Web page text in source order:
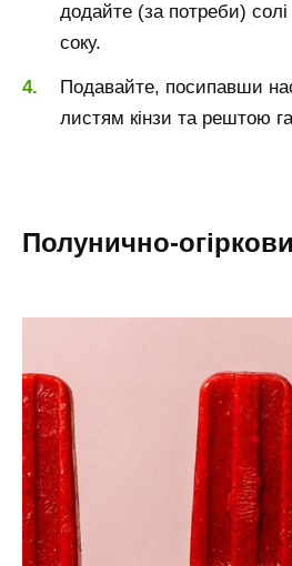
додайте (за потреби)
соку.
Подавайте, посипавши
листям кінзи та рештою
Полунично-